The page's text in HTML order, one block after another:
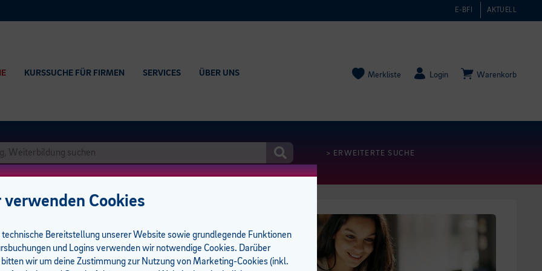
E-BFI AKTUELL
KURSSUCHE FÜR FIRMEN SERVICES ÜBER UNS Merkliste Login Warenkorb
> ERWEITERTE SUCHE
Cookies
technische Bereitstellung unserer Website sowie grundlegende Funktionen
und Logins verwenden wir notwendige Cookies. Darüber
bitten wir um deine Zustimmung zur Nutzung von Marketing-Cookies (inkl.